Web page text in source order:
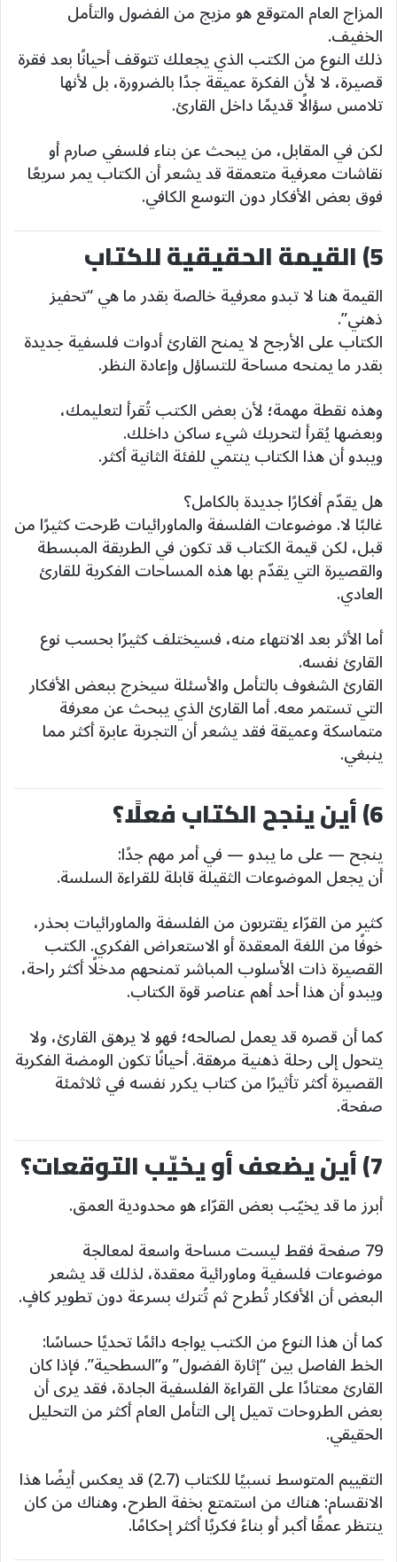
المزاج العام المتوقع هو مزيج من الفضول والتأمل
الخفيف.
ذلك النوع من الكتب الذي يجعلك تتوقف أحيانًا بعد فقرة
قصيرة، لا لأن الفكرة عميقة جدًا بالضرورة، بل لأنها
تلامس سؤالًا قديمًا داخل القارئ.
لكن في المقابل، من يبحث عن بناء فلسفي صارم أو
نقاشات معرفية متعمقة قد يشعر أن الكتاب يمر سريعًا
فوق بعض الأفكار دون التوسع الكافي.
5) القيمة الحقيقية للكتاب
القيمة هنا لا تبدو معرفية خالصة بقدر ما هي “تحفيز
ذهني”.
الكتاب على الأرجح لا يمنح القارئ أدوات فلسفية جديدة
بقدر ما يمنحه مساحة للتساؤل وإعادة النظر.
وهذه نقطة مهمة؛ لأن بعض الكتب تُقرأ لتعليمك،
وبعضها يُقرأ لتحريك شيء ساكن داخلك.
ويبدو أن هذا الكتاب ينتمي للفئة الثانية أكثر.
هل يقدّم أفكارًا جديدة بالكامل؟
غالبًا لا. موضوعات الفلسفة والماورائيات طُرحت كثيرًا من
قبل، لكن قيمة الكتاب قد تكون في الطريقة المبسطة
والقصيرة التي يقدّم بها هذه المساحات الفكرية للقارئ
العادي.
أما الأثر بعد الانتهاء منه، فسيختلف كثيرًا بحسب نوع
القارئ نفسه.
القارئ الشغوف بالتأمل والأسئلة سيخرج ببعض الأفكار
التي تستمر معه. أما القارئ الذي يبحث عن معرفة
متماسكة وعميقة فقد يشعر أن التجربة عابرة أكثر مما
ينبغي.
6) أين ينجح الكتاب فعلًا؟
ينجح — على ما يبدو — في أمر مهم جدًا:
أن يجعل الموضوعات الثقيلة قابلة للقراءة السلسة.
كثير من القرّاء يقتربون من الفلسفة والماورائيات بحذر،
خوفًا من اللغة المعقدة أو الاستعراض الفكري. الكتب
القصيرة ذات الأسلوب المباشر تمنحهم مدخلًا أكثر راحة،
ويبدو أن هذا أحد أهم عناصر قوة الكتاب.
كما أن قصره قد يعمل لصالحه؛ فهو لا يرهق القارئ، ولا
يتحول إلى رحلة ذهنية مرهقة. أحيانًا تكون الومضة الفكرية
القصيرة أكثر تأثيرًا من كتاب يكرر نفسه في ثلاثمئة
صفحة.
7) أين يضعف أو يخيّب التوقعات؟
أبرز ما قد يخيّب بعض القرّاء هو محدودية العمق.
79 صفحة فقط ليست مساحة واسعة لمعالجة
موضوعات فلسفية وماورائية معقدة، لذلك قد يشعر
البعض أن الأفكار تُطرح ثم تُترك بسرعة دون تطوير كافٍ.
كما أن هذا النوع من الكتب يواجه دائمًا تحديًا حساسًا:
الخط الفاصل بين “إثارة الفضول” و”السطحية”. فإذا كان
القارئ معتادًا على القراءة الفلسفية الجادة، فقد يرى أن
بعض الطروحات تميل إلى التأمل العام أكثر من التحليل
الحقيقي.
التقييم المتوسط نسبيًا للكتاب (2.7) قد يعكس أيضًا هذا
الانقسام: هناك من استمتع بخفة الطرح، وهناك من كان
ينتظر عمقًا أكبر أو بناءً فكريًا أكثر إحكامًا.